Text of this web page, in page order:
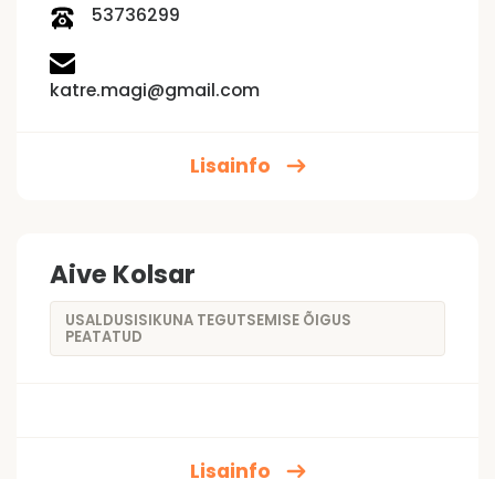
53736299
katre.magi@gmail.com
Lisainfo
Aive Kolsar
USALDUSISIKUNA TEGUTSEMISE ÕIGUS
PEATATUD
Lisainfo